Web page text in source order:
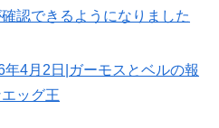
認できるようになりました
4月2日|ガーモスとベルの報
ッグ王